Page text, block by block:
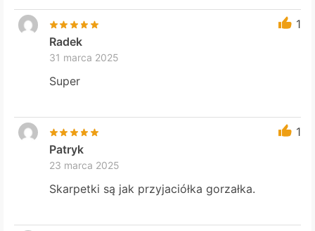
1
Radek
31 marca 2025
Super
1
Patryk
23 marca 2025
Skarpetki są jak przyjaciółka gorzałka.